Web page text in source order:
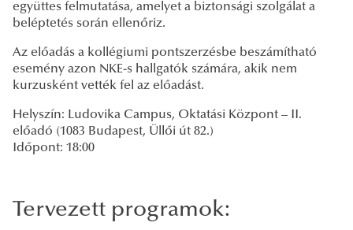
együttes felmutatása, amelyet a biztonsági szolgálat a
beléptetés során ellenőriz.
Az előadás a kollégiumi pontszerzésbe beszámítható
esemény azon NKE-s hallgatók számára, akik nem
kurzusként vették fel az előadást.
Helyszín: Ludovika Campus, Oktatási Központ – II.
előadó (1083 Budapest, Üllői út 82.)
Időpont: 18:00
Tervezett programok: